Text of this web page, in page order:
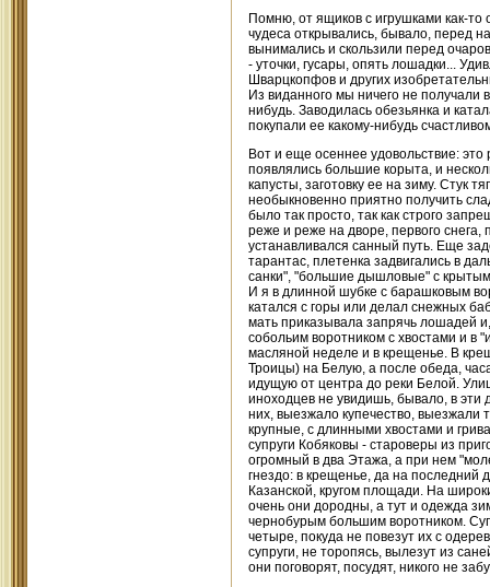
Помню, от ящиков с игрушками как-
чудеса открывались, бывало, перед
вынимались и скользили перед
- уточки, гусары, опять лошадки...
Шварцкопфов и других
Из виданного мы ничего не получали
нибудь. Заводилась обезьянка и
покупали ее какому-нибудь
Вот и еще осеннее удовольствие:
появлялись большие корыта, и
капусты, заготовку ее на зиму. Стук
необыкновенно приятно получить
было так просто, так как строго
реже и реже на дворе, первого снега,
устанавливался санный путь. Еще
тарантас, плетенка задвигались в
санки", "большие дышловые" с крытым
И я в длинной шубке с барашковым
катался с горы или делал снежных
мать приказывала запрячь лошадей
собольим воротником с хвостами и в
масляной неделе и в крещенье. В
Троицы) на Белую, а после обеда,
идущую от центра до реки Белой.
иноходцев не увидишь, бывало, в эти
них, выезжало купечество, выезжали
крупные, с длинными хвостами и
супруги Кобяковы - староверы из
огромный в два Этажа, а при нем
гнездо: в крещенье, да на последний
Казанской, кругом площади. На
очень они дородны, а тут и одежда
чернобурым большим воротником.
четыре, покуда не повезут их с
супруги, не торопясь, вылезут из
они поговорят, посудят, никого не